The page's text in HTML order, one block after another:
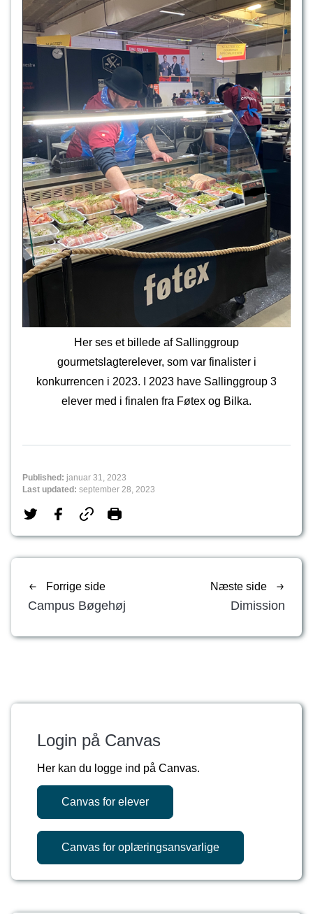
Her ses et billede af Sallinggroup
gourmetslagterelever, som var finalister i
konkurrencen i 2023. I 2023 have Sallinggroup 3
elever med i finalen fra Føtex og Bilka.
Published: januar 31, 2023
Last updated: september 28, 2023
Forrige side
Campus Bøgehøj
Næste side
Dimission
Login på Canvas
Her kan du logge ind på Canvas.
Canvas for elever
Canvas for oplæringsansvarlige